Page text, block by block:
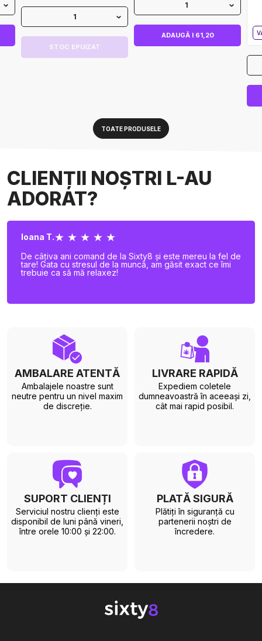
1
STOC EPUIZAT
1
ADAUGĂ I 61,20
TOATE PRODUSELE
CLIENȚII NOȘTRI L-AU
ADORAT?
Ioana T.★ ★ ★ ★ ★
De câțiva ani comand de la Sixty8 și este mereu la fel de
tare! Gata cu stresul de la muncă, am găsit exact ce îmi
trebuie ca să mă relaxez!
AMBALARE ATENTĂ
Ambalajele noastre sunt
neutre pentru un nivel maxim
de discreție.
LIVRARE RAPIDĂ
Expediem coletele
dumneavoastră în aceeași zi,
cât mai rapid posibil.
SUPORT CLIENȚI
Serviciul nostru clienți este
disponibil de luni până vineri,
între orele 10:00 și 22:00.
PLATĂ SIGURĂ
Plătiți în siguranță cu
partenerii noștri de
încredere.